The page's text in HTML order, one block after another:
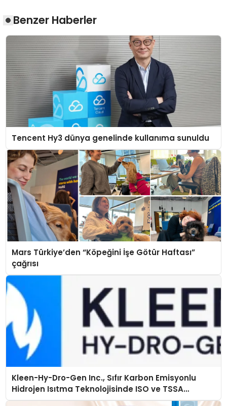
Benzer Haberler
Tencent Hy3 dünya genelinde kullanıma sunuldu
Mars Türkiye’den “Köpeğini İşe Götür Haftası”
çağrısı
Kleen-Hy-Dro-Gen Inc., Sıfır Karbon Emisyonlu
Hidrojen Isıtma Teknolojisinde ISO ve TSSA
Düzenleyici Onaylarını Aldı